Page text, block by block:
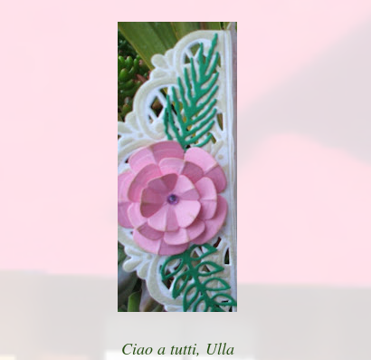
Ciao a tutti, Ulla